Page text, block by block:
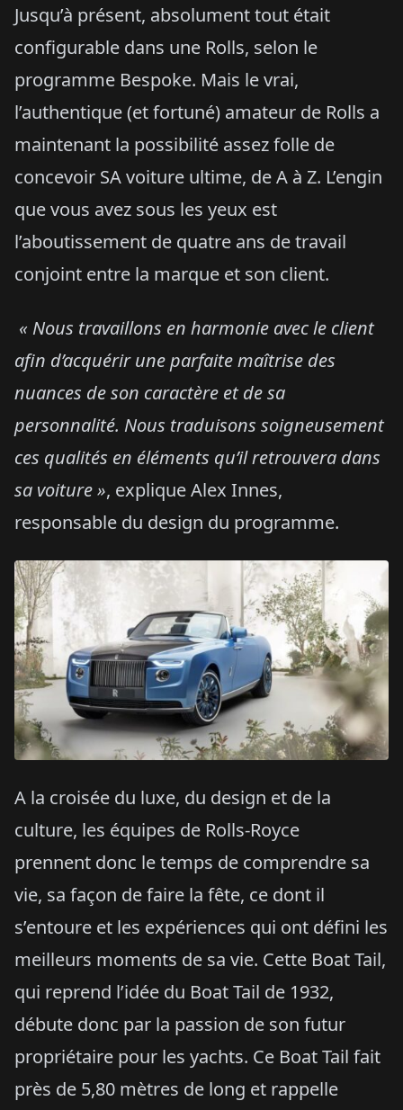
Jusqu’à présent, absolument tout était
configurable dans une Rolls, selon le
programme Bespoke. Mais le vrai,
l’authentique (et fortuné) amateur de Rolls a
maintenant la possibilité assez folle de
concevoir SA voiture ultime, de A à Z. L’engin
que vous avez sous les yeux est
l’aboutissement de quatre ans de travail
conjoint entre la marque et son client.
« Nous travaillons en harmonie avec le client
afin d’acquérir une parfaite maîtrise des
nuances de son caractère et de sa
personnalité. Nous traduisons soigneusement
ces qualités en éléments qu’il retrouvera dans
sa voiture », explique Alex Innes,
responsable du design du programme.
A la croisée du luxe, du design et de la
culture, les équipes de Rolls-Royce
prennent donc le temps de comprendre sa
vie, sa façon de faire la fête, ce dont il
s’entoure et les expériences qui ont défini les
meilleurs moments de sa vie. Cette Boat Tail,
qui reprend l’idée du Boat Tail de 1932,
débute donc par la passion de son futur
propriétaire pour les yachts. Ce Boat Tail fait
près de 5,80 mètres de long et rappelle